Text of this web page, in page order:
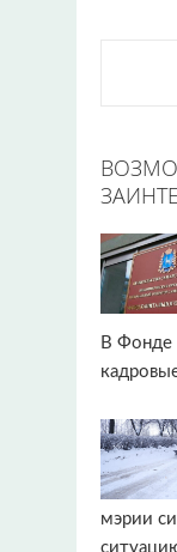
В Фонде
мэрии